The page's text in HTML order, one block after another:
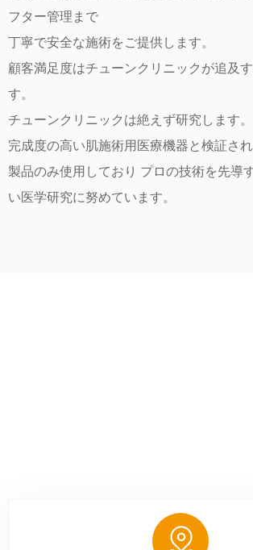
フター管理まで
丁寧で安全な施術をご提供します。
顧客満足度はチューンクリニックが追及
す。
チューンクリニックは絶えず研究します。
完成度の高い肌施術用医療機器と検証さ
製品のみ使用しており プロの技術を先導
い医学研究に努めています。